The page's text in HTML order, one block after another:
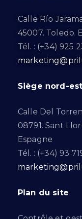
Calle Río
45007. Toledo.
Tél. : (+34) 925
Siège nord-est
Calle Del
08791. Sant
Espagne
Tél. : (+34) 93
Plan du site